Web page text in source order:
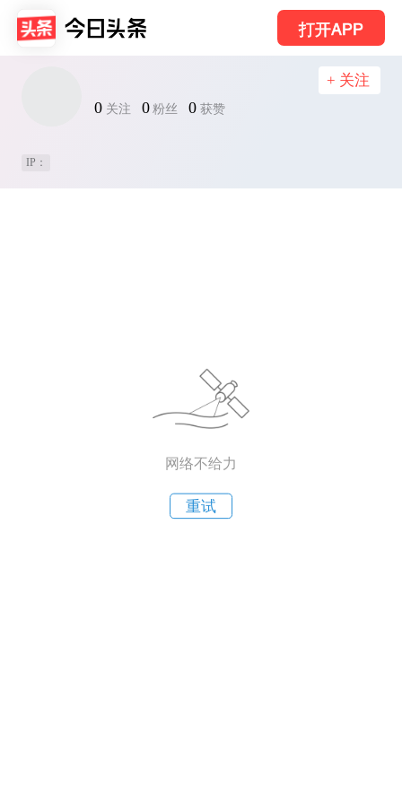
打开APP
0 关注 0 粉丝 0 获赞
+ 关注
IP：
网络不给力
重试